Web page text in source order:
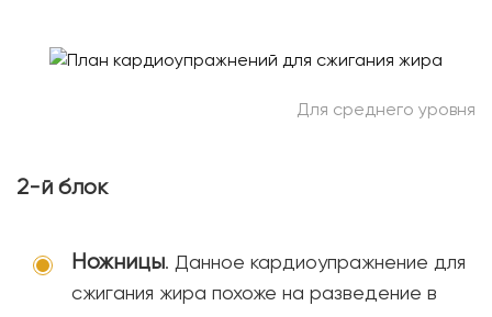
Для среднего уровня
2-й блок
Ножницы. Данное кардиоупражнение для
сжигания жира похоже на разведение в